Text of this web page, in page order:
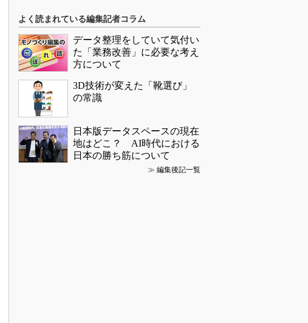
よく読まれている編集記者コラム
データ整理をしていて気付い
た「業務改善」に必要な考え
方について
3D技術が変えた「靴選び」
の常識
日本版データスペースの現在
地はどこ？ AI時代における
日本の勝ち筋について
≫ 編集後記一覧